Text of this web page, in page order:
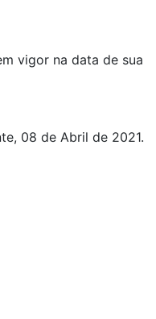
vigor na data de sua
08 de Abril de 2021.